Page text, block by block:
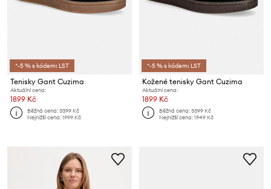
*-5 % s kódem: LST
Tenisky Gant Cuzima
Aktuální cena:
1899 Kč
Běžná cena:3399 Kč
Nejnižší cena:1999 Kč
*-5 % s kódem: LST
Kožené tenisky Gant Cuzima
Aktuální cena:
1899 Kč
Běžná cena:3399 Kč
Nejnižší cena:1949 Kč